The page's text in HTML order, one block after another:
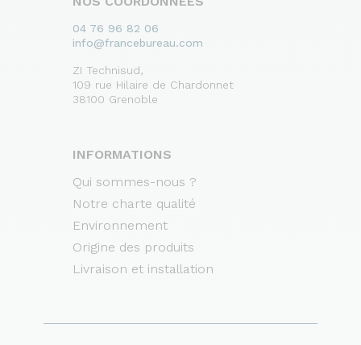
04 76 96 82 06
info@francebureau.com
ZI Technisud,
109 rue Hilaire de Chardonnet
38100 Grenoble
INFORMATIONS
Qui sommes-nous ?
Notre charte qualité
Environnement
Origine des produits
Livraison et installation